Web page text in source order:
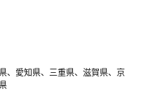
、愛知県、三重県、滋賀県、京